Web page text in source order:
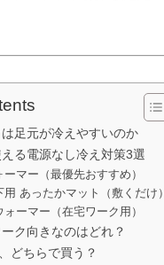
足元が冷えやすいのか
る電源なし冷え対策3選
マー（最優先おすすめ）
あったかマット（敷くだけ）
ーマー（在宅ワーク用）
ク向きなのはどれ？
どちらで買う？